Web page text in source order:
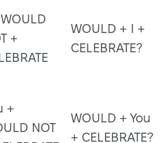
+
WOULD + I +
CELEBRATE?
+
NOT
WOULD + You
+ CELEBRATE?